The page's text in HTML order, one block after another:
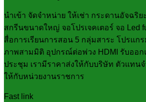
นำเข้า จัดจำหน่าย ให้เช่า กระดานอัจฉริ
สกรีนขนาดใหญ่ จอโปรเจคเตอร์ จอ Led
สื่อการเรียนการสอน 5 กลุ่มสาระ โปรแก
ภาพสามมิติ อุปกรณ์ต่อพ่วง HDMI รับออก
ประชุม เรามีราคาส่งให้กับบริษัท ตัวแทน
ให้กับหน่วยงานราชการ
Fast link